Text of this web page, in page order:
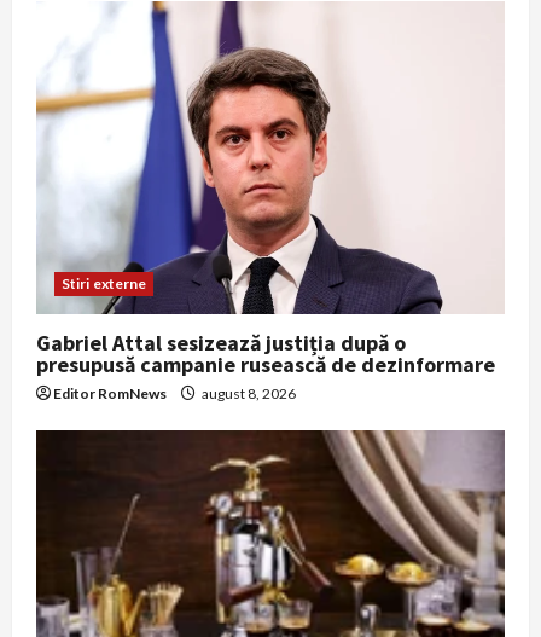
o
n
Stiri externe
Gabriel Attal sesizează justiția după o
presupusă campanie rusească de dezinformare
Editor RomNews august 8, 2026